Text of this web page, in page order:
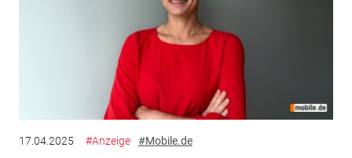
17.04.2025 #Anzeige #Mobile.de